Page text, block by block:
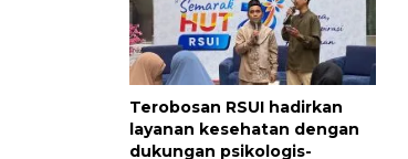
Terobosan RSUI hadirkan
layanan kesehatan dengan
dukungan psikologis-